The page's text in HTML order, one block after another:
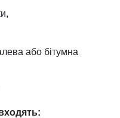
або бітумна